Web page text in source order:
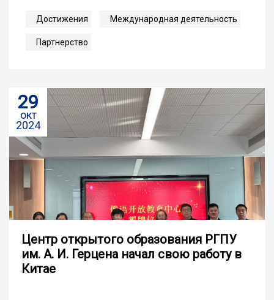
Достижения Международная деятельность
Партнерство
29
окт
2024
Центр открытого образования РГПУ
им. А. И. Герцена начал свою работу в
Китае